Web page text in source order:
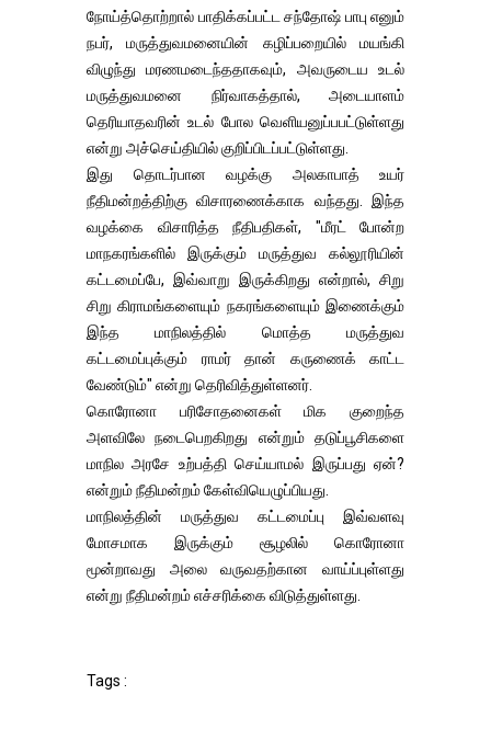
நோய்த்தொற்றால் பாதிக்கப்பட்ட சந்தோஷ் பாபு எனும்
நபர், மருத்துவமனையின் கழிப்பறையில் மயங்கி
விழுந்து மரணமடைந்ததாகவும், அவருடைய உடல்
மருத்துவமனை நிர்வாகத்தால், அடையாளம்
தெரியாதவரின் உடல் போல வெளியனுப்பபட்டுள்ளது
என்று அச்செய்தியில் குறிப்பிடப்பட்டுள்ளது.
இது தொடர்பான வழக்கு அலகாபாத் உயர்
நீதிமன்றத்திற்கு விசாரணைக்காக வந்தது. இந்த
வழக்கை விசாரித்த நீதிபதிகள், "மீரட் போன்ற
மாநகரங்களில் இருக்கும் மருத்துவ கல்லூரியின்
கட்டமைப்பே, இவ்வாறு இருக்கிறது என்றால், சிறு
சிறு கிராமங்களையும் நகரங்களையும் இணைக்கும்
இந்த மாநிலத்தில் மொத்த மருத்துவ
கட்டமைப்புக்கும் ராமர் தான் கருணைக் காட்ட
வேண்டும்" என்று தெரிவித்துள்ளனர்.
கொரோனா பரிசோதனைகள் மிக குறைந்த
அளவிலே நடைபெறகிறது என்றும் தடுப்பூசிகளை
மாநில அரசே உற்பத்தி செய்யாமல் இருப்பது ஏன்?
என்றும் நீதிமன்றம் கேள்வியெழுப்பியது.
மாநிலத்தின் மருத்துவ கட்டமைப்பு இவ்வளவு
மோசமாக இருக்கும் சூழலில் கொரோனா
மூன்றாவது அலை வருவதற்கான வாய்ப்புள்ளது
என்று நீதிமன்றம் எச்சரிக்கை விடுத்துள்ளது.
Tags :